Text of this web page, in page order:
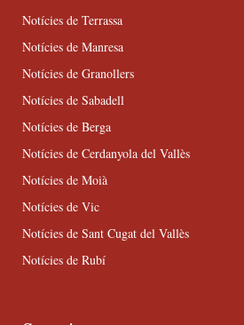
Notícies de Terrassa
Notícies de Manresa
Notícies de Granollers
Notícies de Sabadell
Notícies de Berga
Notícies de Cerdanyola del Vallès
Notícies de Moià
Notícies de Vic
Notícies de Sant Cugat del Vallès
Notícies de Rubí